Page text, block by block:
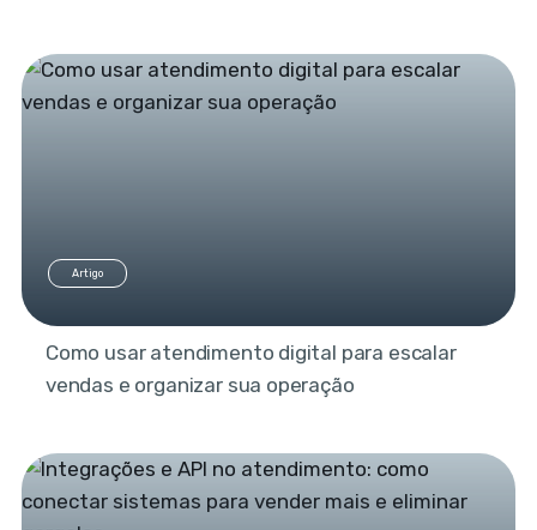
Artigo
Como usar atendimento digital para escalar
vendas e organizar sua operação